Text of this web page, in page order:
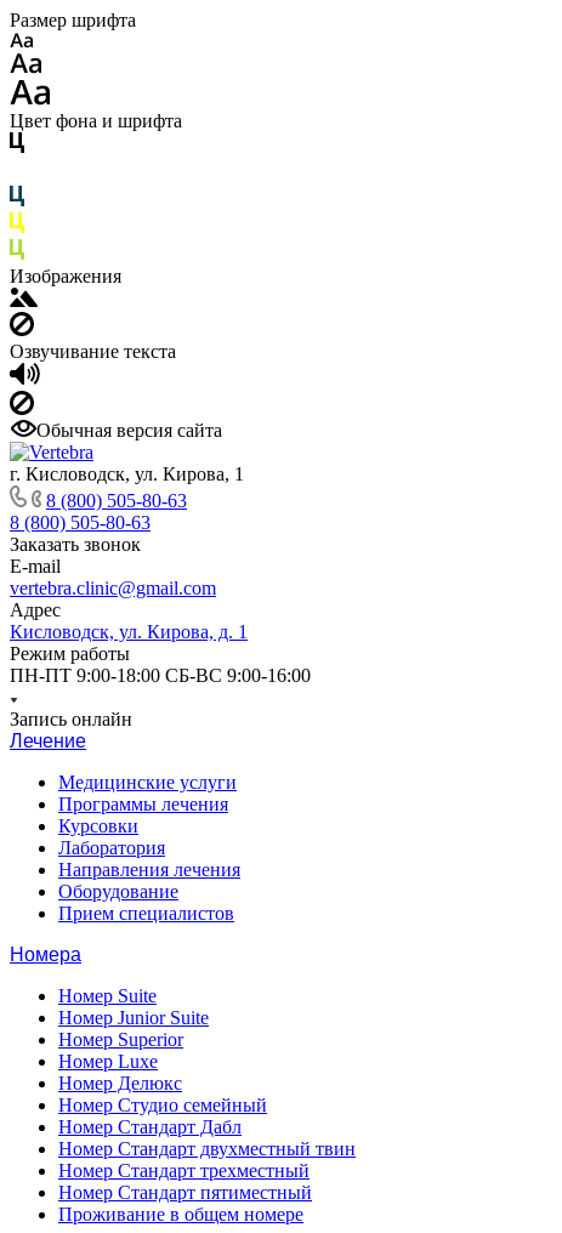
Размер шрифта
Цвет фона и шрифта
Изображения
Озвучивание текста
Обычная версия сайта
г. Кисловодск, ул. Кирова, 1
8 (800) 505-80-63
8 (800) 505-80-63
Заказать звонок
E-mail
vertebra.clinic@gmail.com
Адрес
Кисловодск, ул. Кирова, д. 1
Режим работы
ПН-ПТ 9:00-18:00 СБ-ВС 9:00-16:00
Запись онлайн
Лечение
Медицинские услуги
Программы лечения
Курсовки
Лаборатория
Направления лечения
Оборудование
Прием специалистов
Номера
Номер Suite
Номер Junior Suite
Номер Superior
Номер Luxe
Номер Делюкс
Номер Студио семейный
Номер Стандарт Дабл
Номер Стандарт двухместный твин
Номер Стандарт трехместный
Номер Стандарт пятиместный
Проживание в общем номере